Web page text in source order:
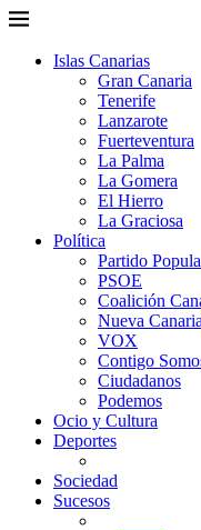
Islas Canarias
Gran Canaria
Tenerife
Lanzarote
Fuerteventura
La Palma
La Gomera
El Hierro
La Graciosa
Política
Partido
PSOE
Coalición
Nueva
VOX
Contigo
Ciudadanos
Podemos
Ocio y Cultura
Deportes
Sociedad
Sucesos